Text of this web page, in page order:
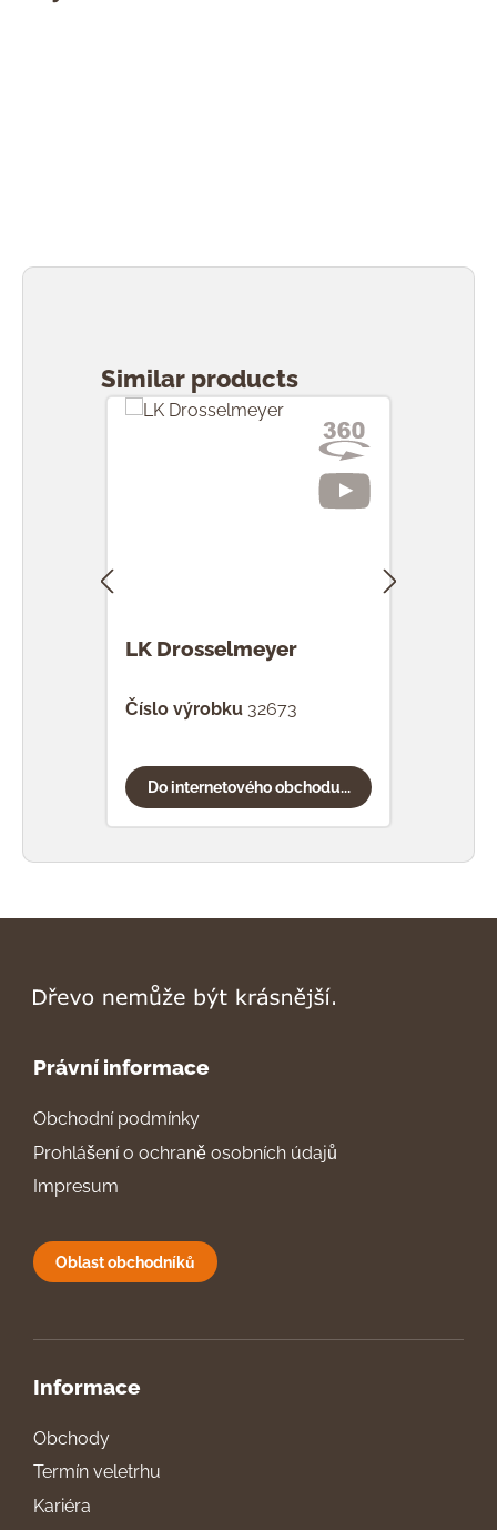
Similar products
LK Drosselmeyer
Číslo výrobku 32673
Do internetového obchodu...
Právní informace
Obchodní podmínky
Prohlášení o ochraně osobních údajů
Impresum
Oblast obchodníků
Informace
Obchody
Termín veletrhu
Kariéra